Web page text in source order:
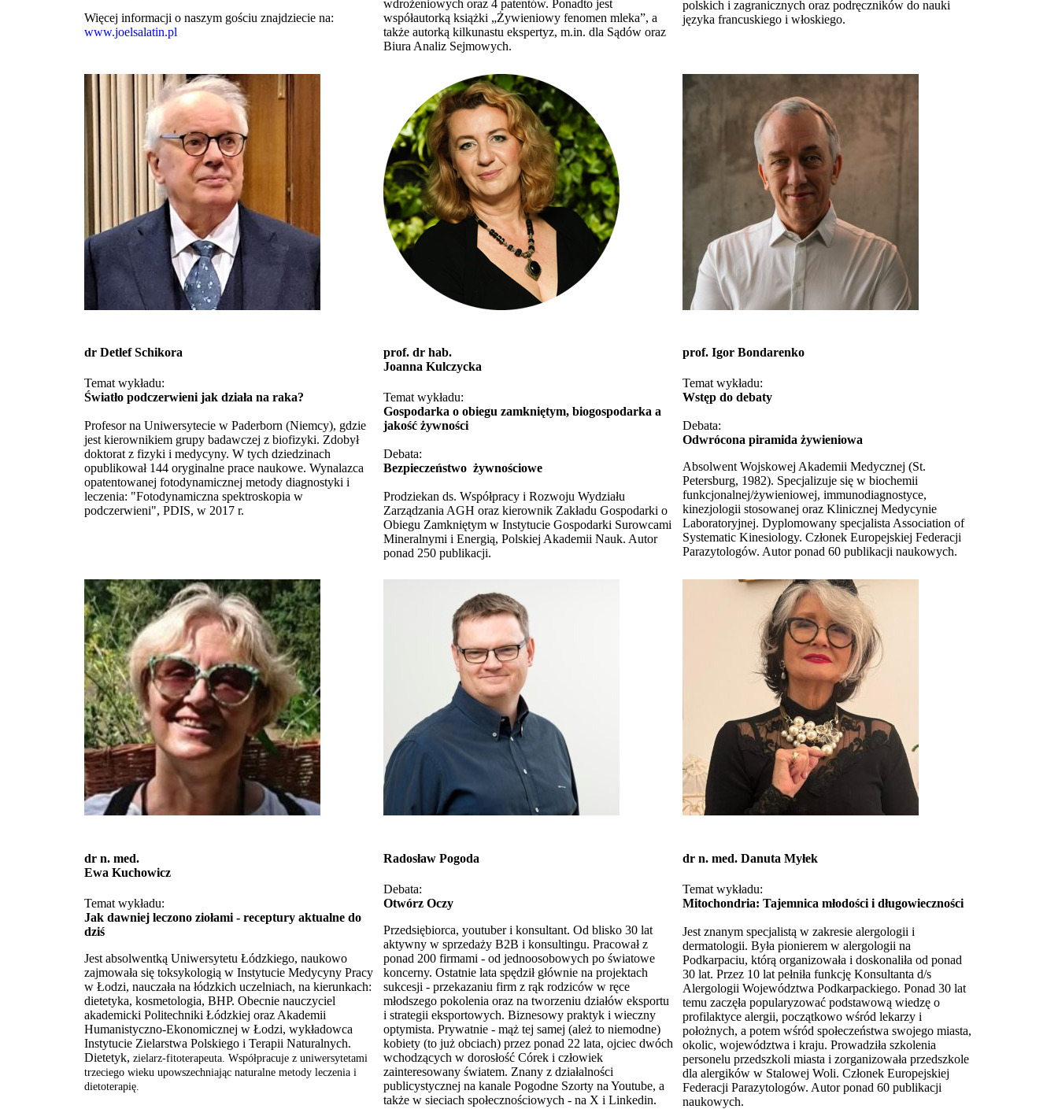
Więcej informacji o naszym gościu znajdziecie na:
www.joelsalatin.pl
wdrożeniowych oraz 4 patentów. Ponadto jest
współautorką książki „Żywieniowy fenomen mleka”, a
także autorką kilkunastu ekspertyz, m.in. dla Sądów oraz
Biura Analiz Sejmowych.
polskich i zagranicznych oraz podręczników do nauki
języka francuskiego i włoskiego.
dr Detlef Schikora
Temat wykładu:
Światło podczerwieni jak działa na raka?
Profesor na Uniwersytecie w Paderborn (Niemcy), gdzie
jest kierownikiem grupy badawczej z biofizyki. Zdobył
doktorat z fizyki i medycyny. W tych dziedzinach
opublikował 144 oryginalne prace naukowe. Wynalazca
opatentowanej fotodynamicznej metody diagnostyki i
leczenia: "Fotodynamiczna spektroskopia w
podczerwieni", PDIS, w 2017 r.
prof. dr hab.
Joanna Kulczycka
Temat wykładu:
Gospodarka o obiegu zamkniętym, biogospodarka a
jakość żywności
Debata:
Bezpieczeństwo żywnościowe
Prodziekan ds. Współpracy i Rozwoju Wydziału
Zarządzania AGH oraz kierownik Zakładu Gospodarki o
Obiegu Zamkniętym w Instytucie Gospodarki Surowcami
Mineralnymi i Energią, Polskiej Akademii Nauk. Autor
ponad 250 publikacji.
prof. Igor Bondarenko
Temat wykładu:
Wstęp do debaty
Debata:
Odwrócona piramida żywieniowa
Absolwent Wojskowej Akademii Medycznej (St.
Petersburg, 1982). Specjalizuje się w biochemii
funkcjonalnej/żywieniowej, immunodiagnostyce,
kinezjologii stosowanej oraz Klinicznej Medycynie
Laboratoryjnej. Dyplomowany specjalista Association of
Systematic Kinesiology. Członek Europejskiej Federacji
Parazytologów. Autor ponad 60 publikacji naukowych.
dr n. med.
Ewa Kuchowicz
Temat wykładu:
Jak dawniej leczono ziołami - receptury aktualne do
dziś
Jest absolwentką Uniwersytetu Łódzkiego, naukowo
zajmowała się toksykologią w Instytucie Medycyny Pracy
w Łodzi, nauczała na łódzkich uczelniach, na kierunkach:
dietetyka, kosmetologia, BHP. Obecnie nauczyciel
akademicki Politechniki Łódzkiej oraz Akademii
Humanistyczno-Ekonomicznej w Łodzi, wykładowca
Instytucie Zielarstwa Polskiego i Terapii Naturalnych.
Dietetyk, zielarz-fitoterapeuta. Współpracuje z uniwersytetami
trzeciego wieku upowszechniając naturalne metody leczenia i
dietoterapię.
Radosław Pogoda
Debata:
Otwórz Oczy
Przedsiębiorca, youtuber i konsultant. Od blisko 30 lat
aktywny w sprzedaży B2B i konsultingu. Pracował z
ponad 200 firmami - od jednoosobowych po światowe
koncerny. Ostatnie lata spędził głównie na projektach
sukcesji - przekazaniu firm z rąk rodziców w ręce
młodszego pokolenia oraz na tworzeniu działów eksportu
i strategii eksportowych. Biznesowy praktyk i wieczny
optymista. Prywatnie - mąż tej samej (ależ to niemodne)
kobiety (to już obciach) przez ponad 22 lata, ojciec dwóch
wchodzących w dorosłość Córek i człowiek
zainteresowany światem. Znany z działalności
publicystycznej na kanale Pogodne Szorty na Youtube, a
także w sieciach społecznościowych - na X i Linkedin.
dr n. med. Danuta Myłek
Temat wykładu:
Mitochondria: Tajemnica młodości i długowieczności
Jest znanym specjalistą w zakresie alergologii i
dermatologii. Była pionierem w alergologii na
Podkarpaciu, którą organizowała i doskonaliła od ponad
30 lat. Przez 10 lat pełniła funkcję Konsultanta d/s
Alergologii Województwa Podkarpackiego. Ponad 30 lat
temu zaczęła popularyzować podstawową wiedzę o
profilaktyce alergii, początkowo wśród lekarzy i
położnych, a potem wśród społeczeństwa swojego miasta,
okolic, województwa i kraju. Prowadziła szkolenia
personelu przedszkoli miasta i zorganizowała przedszkole
dla alergików w Stalowej Woli. Członek Europejskiej
Federacji Parazytologów. Autor ponad 60 publikacji
naukowych.